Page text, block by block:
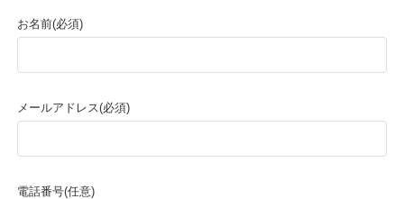
お名前(必須)
メールアドレス(必須)
電話番号(任意)